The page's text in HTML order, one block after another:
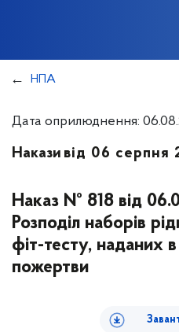
НПА
Дата оприлюднення:
Накази від 06
Наказ № 818 від
Розподіл наборів
фіт-тесту, наданих в
пожертви